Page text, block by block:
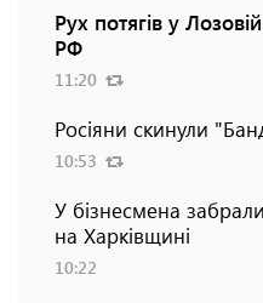
Рух потягів у
РФ
11:20
Росіяни скинули
10:53
У бізнесмена
на Харківщині
10:22